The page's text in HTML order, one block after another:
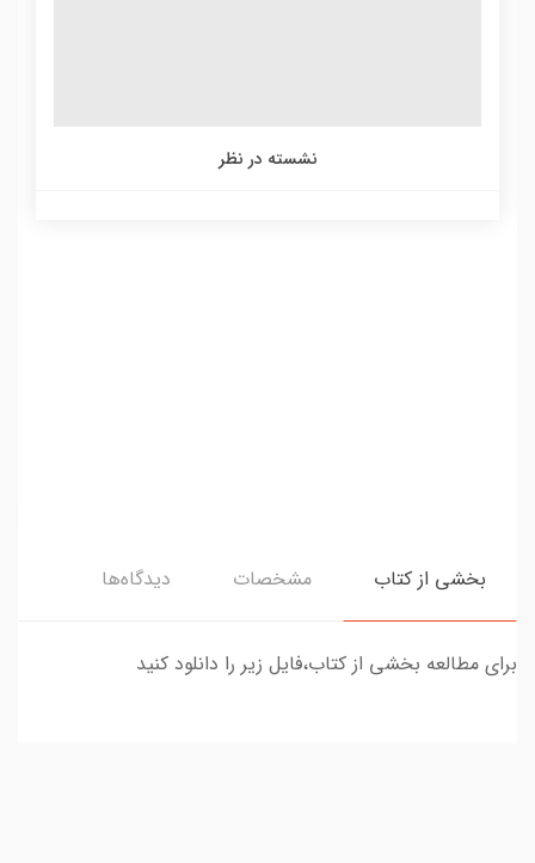
نشسته در نظر
بخشی از کتاب مشخصات دیدگاه‌ها
برای مطالعه بخشی از کتاب،فایل زیر را دانلود کنید